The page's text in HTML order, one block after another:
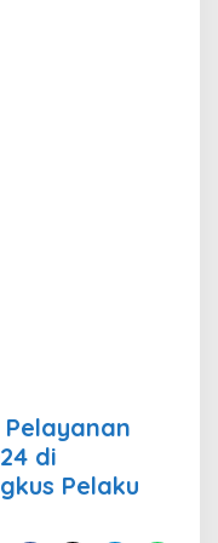
di
Pelaku